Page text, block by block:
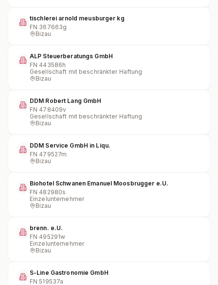
tischlerei arnold meusburger kg
FN 367663g
Bizau
ALP Steuerberatungs GmbH
FN 443586h
Gesellschaft mit beschränkter Haftung
Bizau
DDM Robert Lang GmbH
FN 478409v
Gesellschaft mit beschränkter Haftung
Bizau
DDM Service GmbH in Liqu.
FN 479527m
Bizau
Biohotel Schwanen Emanuel Moosbrugger e.U.
FN 482980s
Einzelunternehmer
Bizau
brenn. e.U.
FN 495291w
Einzelunternehmer
Bizau
S-Line Gastronomie GmbH
FN519537a